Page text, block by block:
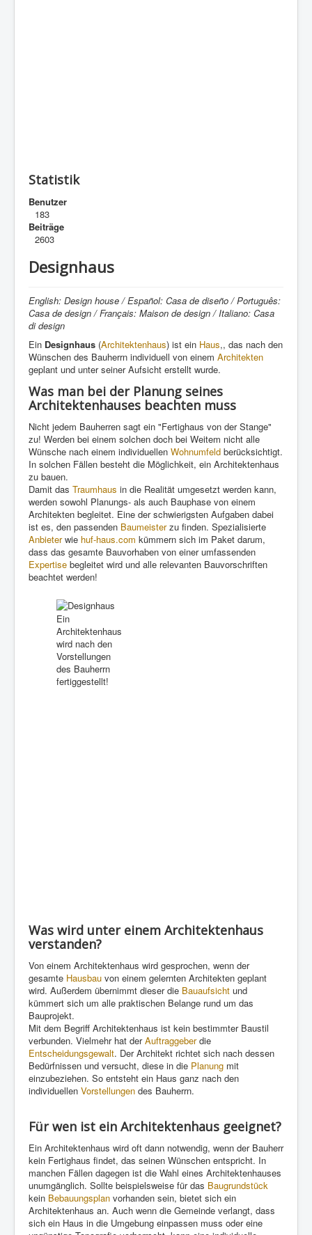
Statistik
Benutzer
183
Beiträge
2603
Designhaus
English: Design house / Español: Casa de diseño / Português:
Casa de design / Français: Maison de design / Italiano: Casa
di design
Ein Designhaus (Architektenhaus) ist ein Haus,, das nach den
Wünschen des Bauherrn individuell von einem Architekten
geplant und unter seiner Aufsicht erstellt wurde.
Was man bei der Planung seines
Architektenhauses beachten muss
Nicht jedem Bauherren sagt ein "Fertighaus von der Stange"
zu! Werden bei einem solchen doch bei Weitem nicht alle
Wünsche nach einem individuellen Wohnumfeld berücksichtigt.
In solchen Fällen besteht die Möglichkeit, ein Architektenhaus
zu bauen.
Damit das Traumhaus in die Realität umgesetzt werden kann,
werden sowohl Planungs- als auch Bauphase von einem
Architekten begleitet. Eine der schwierigsten Aufgaben dabei
ist es, den passenden Baumeisterzu finden. Spezialisierte
Anbieterwie huf-haus.com kümmern sich im Paket darum,
dass das gesamte Bauvorhaben von einer umfassenden
Expertise begleitet wird und alle relevanten Bauvorschriften
beachtet werden!
Ein
Architektenhaus
wird nach den
Vorstellungen
des Bauherrn
fertiggestellt!
Was wird unter einem Architektenhaus
verstanden?
Von einem Architektenhaus wird gesprochen, wenn der
gesamte Hausbau von einem gelernten Architekten geplant
wird. Außerdem übernimmt dieser die Bauaufsicht und
kümmert sich um alle praktischen Belange rund um das
Bauprojekt.
Mit dem Begriff Architektenhaus ist kein bestimmter Baustil
verbunden. Vielmehr hat derAuftraggeberdie
Entscheidungsgewalt. Der Architekt richtet sich nach dessen
Bedürfnissen und versucht, diese in die Planung mit
einzubeziehen. So entsteht ein Haus ganz nach den
individuellen Vorstellungen des Bauherrn.
Für wen ist ein Architektenhaus geeignet?
Ein Architektenhaus wird oft dann notwendig, wenn der Bauherr
kein Fertighaus findet, das seinen Wünschen entspricht. In
manchen Fällen dagegen ist die Wahl eines Architektenhauses
unumgänglich. Sollte beispielsweise für das Baugrundstück
kein Bebauungsplan vorhanden sein, bietet sich ein
Architektenhaus an. Auch wenn die Gemeinde verlangt, dass
sich ein Haus in die Umgebung einpassen muss oder eine